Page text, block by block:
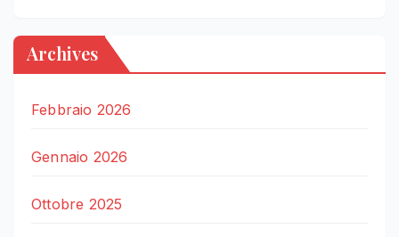
Archives
Febbraio 2026
Gennaio 2026
Ottobre 2025